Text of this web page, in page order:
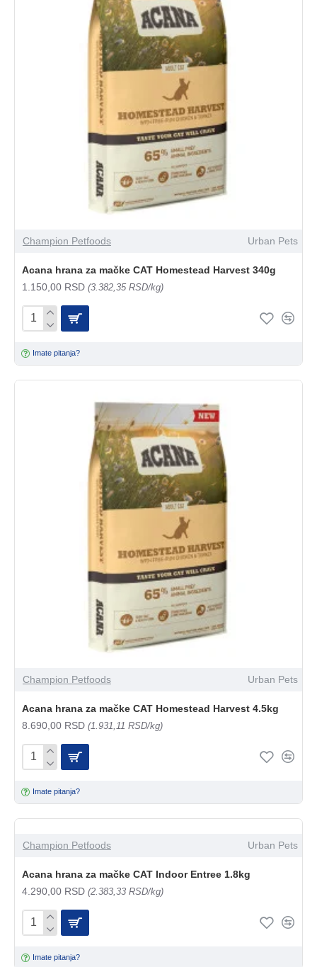
Champion Petfoods Urban Pets
Acana hrana za mačke CAT Homestead Harvest 340g
1.150,00 RSD (3.382,35 RSD/kg)
Imate pitanja?
Champion Petfoods Urban Pets
Acana hrana za mačke CAT Homestead Harvest 4.5kg
8.690,00 RSD (1.931,11 RSD/kg)
Imate pitanja?
Champion Petfoods Urban Pets
Acana hrana za mačke CAT Indoor Entree 1.8kg
4.290,00 RSD (2.383,33 RSD/kg)
Imate pitanja?